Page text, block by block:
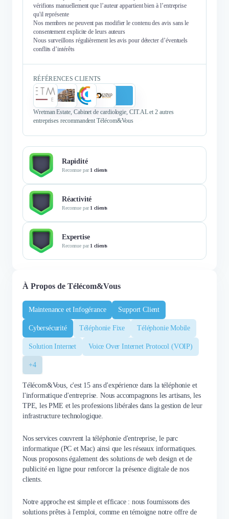
vérifions manuellement que l’auteur appartient bien à l’entreprise
qu'il représente
Nos membres ne peuvent pas modifier le contenu des avis sans le
consentement explicite de leurs auteurs
Nous surveillons régulièrement les avis pour détecter d’éventuels
conflits d’intérêts
RÉFÉRENCES CLIENTS
Wretman Estate, Cabinet de cardiologie, CIT.AL et 2 autres
entreprises recommandent Télécom&Vous
Rapidité
Reconnue par1 clients
Réactivité
Reconnue par1 clients
Expertise
Reconnue par1 clients
À Propos de Télécom&Vous
Maintenance et Infogérance Support Client
Cybersécurité Téléphonie Fixe Téléphonie Mobile
Solution Internet Voice Over Internet Protocol (VOIP)
+4
Télécom&Vous, c'est 15 ans d'expérience dans la téléphonie et
l'informatique d'entreprise. Nous accompagnons les artisans, les
TPE, les PME et les professions libérales dans la gestion de leur
infrastructure technologique.
Nos services couvrent la téléphonie d'entreprise, le parc
informatique (PC et Mac) ainsi que les réseaux informatiques.
Nous proposons également des solutions de web design et de
publicité en ligne pour renforcer la présence digitale de nos
clients.
Notre approche est simple et efficace : nous fournissons des
solutions prêtes à l'emploi, comme en témoigne notre offre de